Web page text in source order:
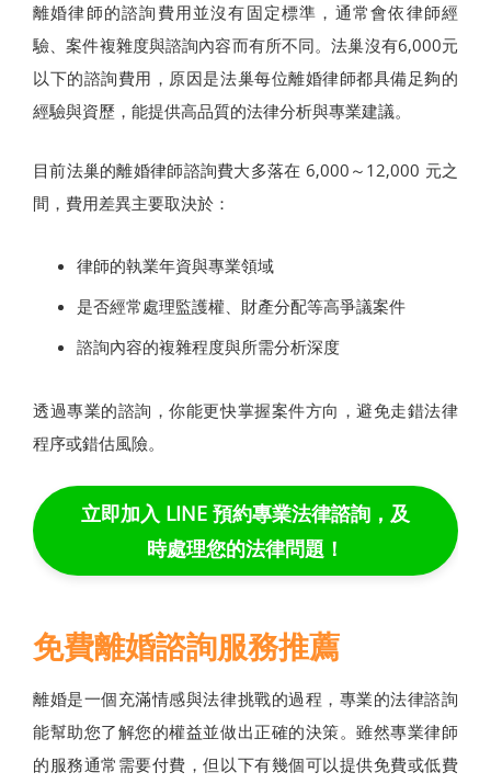
離婚律師的諮詢費用並沒有固定標準，通常會依律師經
驗、案件複雜度與諮詢內容而有所不同。法巢沒有6,000元
以下的諮詢費用，原因是法巢每位離婚律師都具備足夠的
經驗與資歷，能提供高品質的法律分析與專業建議。
目前法巢的離婚律師諮詢費大多落在 6,000～12,000 元之
間，費用差異主要取決於：
律師的執業年資與專業領域
是否經常處理監護權、財產分配等高爭議案件
諮詢內容的複雜程度與所需分析深度
透過專業的諮詢，你能更快掌握案件方向，避免走錯法律
程序或錯估風險。
立即加入 LINE 預約專業法律諮詢，及
時處理您的法律問題！
免費離婚諮詢服務推薦
離婚是一個充滿情感與法律挑戰的過程，專業的法律諮詢
能幫助您了解您的權益並做出正確的決策。雖然專業律師
的服務通常需要付費，但以下有幾個可以提供免費或低費